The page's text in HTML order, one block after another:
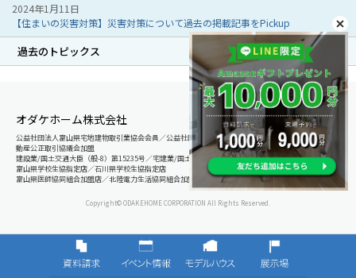
2024年1月11日
【住まいの災害対策】災害対策について過去の掲載記事をPickup
過去のトピックス
オダケホーム株式会社
公益社団法人富山県宅地建物取引業協会会員／公益社団法人石川県宅地建物取引業協会会員／北陸不
動産公正取引協議会加盟
建設業/国土交通大臣（般-8）第15235号／宅建業/国土交通大臣（8）第5025号
富山県学校生協指定店／石川県学校生協指定店
富山県医師協同組合加盟店／北陸電力生活協同組合加盟店
Copyright© ODAKEHOME CORPORATION All Rights Reserved.